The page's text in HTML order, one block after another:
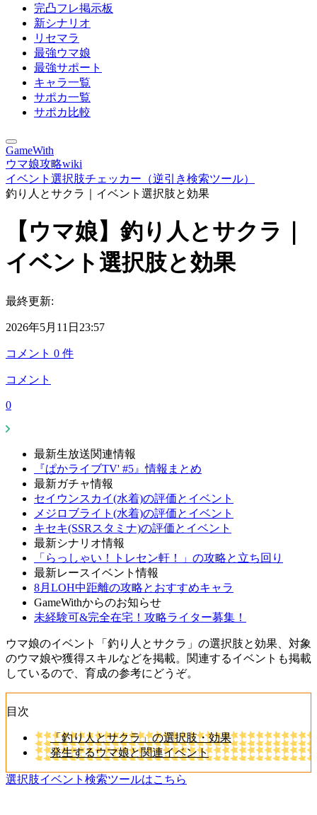
完凸フレ掲示板
新シナリオ
リセマラ
最強ウマ娘
最強サポート
キャラ一覧
サポカ一覧
サポカ比較
GameWith
ウマ娘攻略wiki
イベント選択肢チェッカー（逆引き検索ツール）
釣り人とサクラ｜イベント選択肢と効果
【ウマ娘】釣り人とサクラ｜
イベント選択肢と効果
最終更新:
2026年5月11日23:57
コメント 0 件
コメント
0
最新生放送関連情報
『ぱかライブTV' #5』情報まとめ
最新ガチャ情報
セイウンスカイ(水着)の評価とイベント
メジロブライト(水着)の評価とイベント
キセキ(SSRスタミナ)の評価とイベント
最新シナリオ情報
「らっしゃい！トレセン軒！」の攻略と立ち回り
最新レースイベント情報
8月LOH中距離の攻略とおすすめキャラ
GameWithからのお知らせ
未経験可&完全在宅！攻略ライター募集！
ウマ娘のイベント「釣り人とサクラ」の選択肢と効果、対象
のウマ娘や獲得スキルなどを掲載。関連するイベントも掲載
しているので、育成の参考にどうぞ。
目次
「釣り人とサクラ」の選択肢・効果
発生するウマ娘と関連イベント
選択肢イベント検索ツールはこちら